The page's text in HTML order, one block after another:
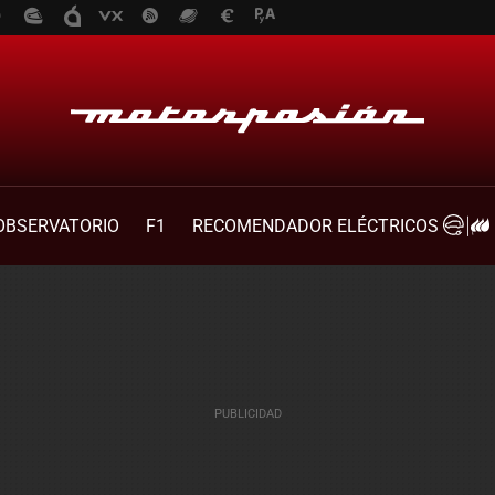
F1 RECOMENDADOR ELÉCTRICOS